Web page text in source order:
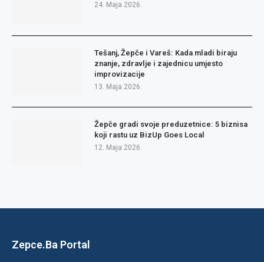
24. Maja 2026.
Tešanj, Žepče i Vareš: Kada mladi biraju
znanje, zdravlje i zajednicu umjesto
improvizacije
13. Maja 2026.
Žepče gradi svoje preduzetnice: 5 biznisa
koji rastu uz BizUp Goes Local
12. Maja 2026.
Zepce.Ba Portal